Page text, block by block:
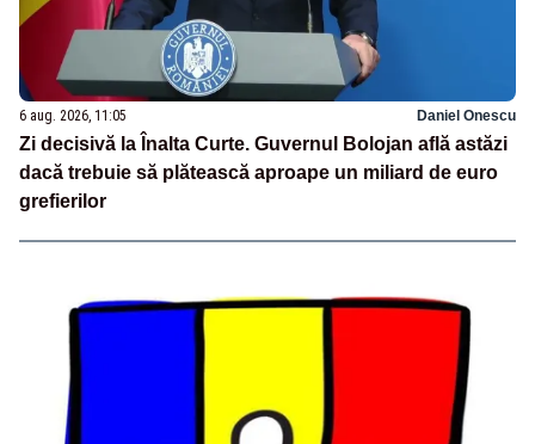
6 aug. 2026, 11:05 Daniel Onescu
Zi decisivă la Înalta Curte. Guvernul Bolojan află astăzi
dacă trebuie să plătească aproape un miliard de euro
grefierilor